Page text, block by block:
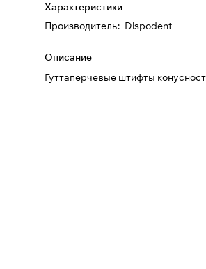
Характеристики
Производитель: Dispodent
Описание
Гуттаперчевые штифты